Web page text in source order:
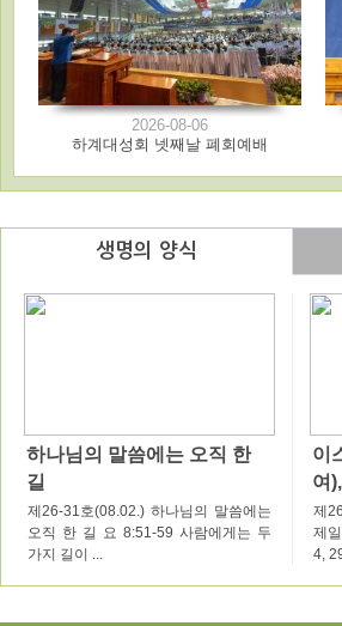
2026-08-06
하계대성회 넷째날 폐회예배
생명의 양식
하나님의 말씀에는 오직 한
길
제26-31호(08.02.) 하나님의 말씀에는
오직 한 길 요 8:51-59 사람에게는 두
가지 길이 ...
이
여
제
제
4,